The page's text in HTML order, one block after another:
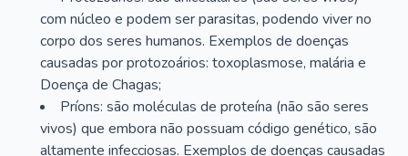
com núcleo e podem ser parasitas, podendo viver no
corpo dos seres humanos. Exemplos de doenças
causadas por protozoários: toxoplasmose, malária e
Doença de Chagas;
Príons: são moléculas de proteína (não são seres
vivos) que embora não possuam código genético, são
altamente infecciosas. Exemplos de doenças causadas